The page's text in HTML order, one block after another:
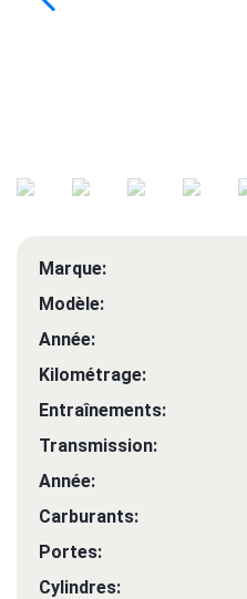
Marque:
Modèle:
Année:
Kilométrage:
Entraînements:
Transmission:
Année:
Carburants:
Portes:
Cylindres: